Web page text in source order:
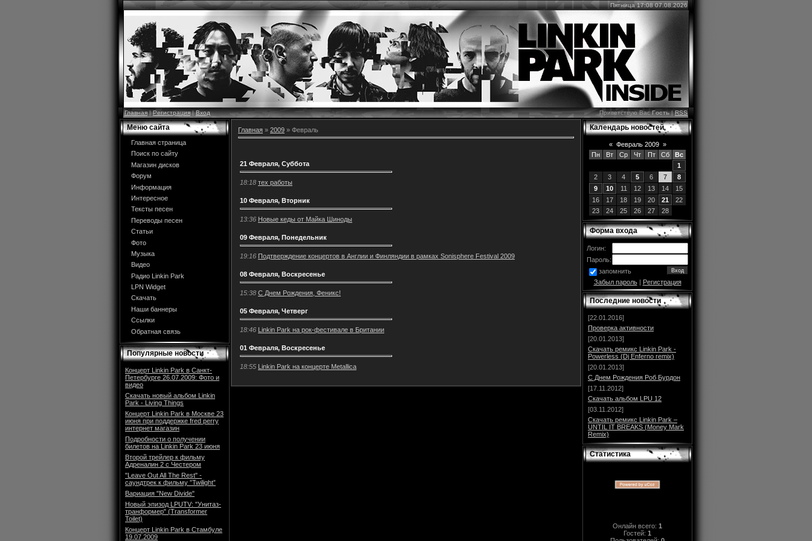
Пятница 17:08 07.08.2026
Главная|Регистрация|Вход Приветствую ВасГость|RSS
Меню сайта
Главная страница
Поиск по сайту
Магазин дисков
Форум
Информация
Интересное
Тексты песен
Переводы песен
Статьи
Фото
Музыка
Видео
Радио Linkin Park
LPN Widget
Скачать
Наши баннеры
Ссылки
Обратная связь
Популярные новости
Концерт Linkin Park в Санкт-
Петербурге 26.07.2009: Фото и
видео
Скачать новый альбом Linkin
Park - Living Things
Концерт Linkin Park в Москве 23
июня при поддержке fred perry
интернет магазин
Подробности о получении
билетов на Linkin Park 23 июня
Второй трейлер к фильму
Адреналин 2 с Честером
"Leave Out All The Rest" -
саундтрек к фильму ”Twilight”
Вариация "New Divide"
Новый эпизод LPUTV: "Унитаз-
транформер" (Transformer
Toilet)
Концерт Linkin Park в Стамбуле
19.07.2009
Главная » 2009 » Февраль
21 Февраля, Суббота
18:18 тех работы
10 Февраля, Вторник
13:36 Новые кеды от Майка Шиноды
09 Февраля, Понедельник
19:16 Подтверждение концертов в Англии и Финляндии в рамках Sonisphere Festival 2009
08 Февраля, Воскресенье
15:38 C Днем Рождения, Феникс!
05 Февраля, Четверг
18:46 Linkin Park на рок-фестивале в Британии
01 Февраля, Воскресенье
18:55 Linkin Park на концерте Metallica
Календарь новостей
« Февраль 2009 »
Пн
Вт Ср Чт Пт Сб
Вс
1
2
3 4 5 6 7
8
9
10 11 12 13 14
15
16
17 18 19 20 21
22
23
24 25 26 27 28
Форма входа
Логин:
Пароль:
запомнить
Забыл пароль| Регистрация
Последние новости
[22.01.2016]
Проверка активности
[20.01.2013]
Скачать ремикс Linkin Park -
Powerless (Dj Enferno remix)
[20.01.2013]
С Днем Рождения Роб Бурдон
[17.11.2012]
Скачать альбом LPU 12
[03.11.2012]
Скачать ремикс Linkin Park –
UNTIL IT BREAKS (Money Mark
Remix)
Статистика
Онлайн всего: 1
Гостей: 1